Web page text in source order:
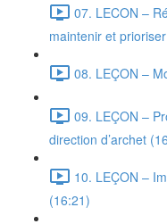
07. LECON –
maintenir et
08. LEÇON –
09. LEÇON –
direction d’archet
10. LEÇON –
(16:21)